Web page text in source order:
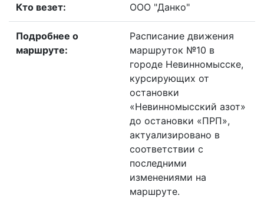
Кто везет: ООО "Данко"
Подробнее о
маршруте:
Расписание движения
маршруток №10 в
городе Невинномысске,
курсирующих от
остановки
«Невинномысский азот»
до остановки «ПРП»,
актуализировано в
соответствии с
последними
изменениями на
маршруте.